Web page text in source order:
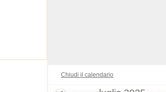
Chiudi il calendario